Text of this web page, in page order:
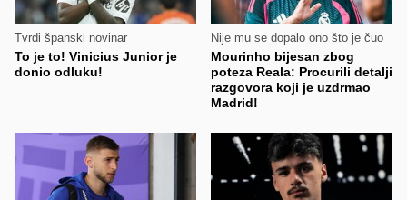
Tvrdi španski novinar
To je to! Vinicius Junior je
donio odluku!
Nije mu se dopalo ono što je čuo
Mourinho bijesan zbog
poteza Reala: Procurili detalji
razgovora koji je uzdrmao
Madrid!